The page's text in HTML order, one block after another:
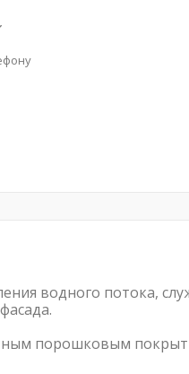
водного потока,
порошковым